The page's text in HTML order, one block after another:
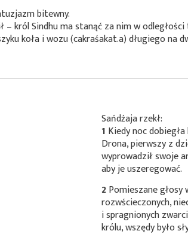
bitewny.
król Sindhu ma stanąć za nim w
koła i wozu (cakraśakat.a) długiego na
Sańdźaja rzekł:
1 Kiedy noc
Drona, pierwszy z
wyprowadził swoje
aby je uszeregować.
2Pomieszane głosy
rozwścieczonych,
i spragnionych
królu, wszędy było